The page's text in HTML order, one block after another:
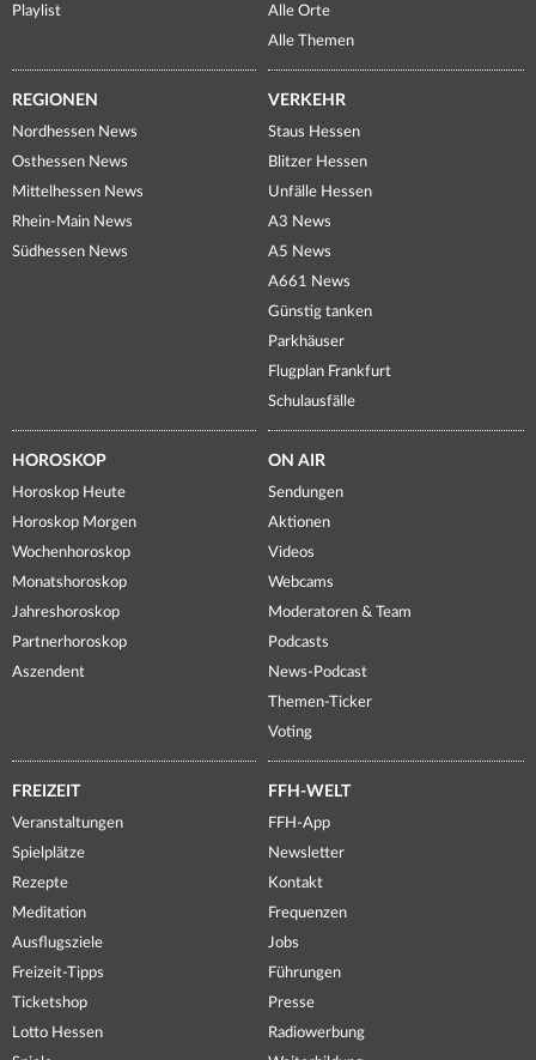
Playlist
Alle Orte
Alle Themen
REGIONEN
Nordhessen News
Osthessen News
Mittelhessen News
Rhein-Main News
Südhessen News
VERKEHR
Staus Hessen
Blitzer Hessen
Unfälle Hessen
A3 News
A5 News
A661 News
Günstig tanken
Parkhäuser
Flugplan Frankfurt
Schulausfälle
HOROSKOP
Horoskop Heute
Horoskop Morgen
Wochenhoroskop
Monatshoroskop
Jahreshoroskop
Partnerhoroskop
Aszendent
ON AIR
Sendungen
Aktionen
Videos
Webcams
Moderatoren & Team
Podcasts
News-Podcast
Themen-Ticker
Voting
FREIZEIT
Veranstaltungen
Spielplätze
Rezepte
Meditation
Ausflugsziele
Freizeit-Tipps
Ticketshop
Lotto Hessen
FFH-WELT
FFH-App
Newsletter
Kontakt
Frequenzen
Jobs
Führungen
Presse
Radiowerbung